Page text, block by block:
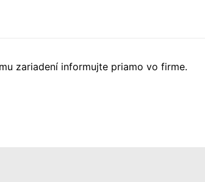
zariadení informujte priamo vo firme.